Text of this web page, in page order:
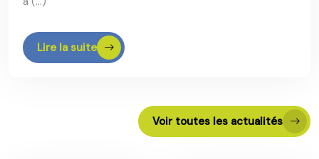
Lire la suite
Voir toutes les actualités